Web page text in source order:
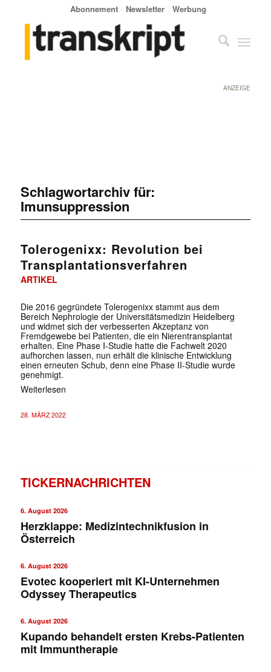
Abonnement Newsletter Werbung
ANZEIGE
Schlagwortarchiv für:
Imunsuppression
Tolerogenixx: Revolution bei
Transplantationsverfahren
ARTIKEL
Die 2016 gegründete Tolerogenixx stammt aus dem
Bereich Nephrologie der Universitätsmedizin Heidelberg
und widmet sich der verbesserten Akzeptanz von
Fremdgewebe bei Patienten, die ein Nierentransplantat
erhalten. Eine Phase I-Studie hatte die Fachwelt 2020
aufhorchen lassen, nun erhält die klinische Entwicklung
einen erneuten Schub, denn eine Phase II-Studie wurde
genehmigt.
Weiterlesen
28. MÄRZ 2022
TICKERNACHRICHTEN
6. August 2026
Herzklappe: Medizintechnikfusion in
Österreich
6. August 2026
Evotec kooperiert mit KI-Unternehmen
Odyssey Therapeutics
6. August 2026
Kupando behandelt ersten Krebs-Patienten
mit Immuntherapie